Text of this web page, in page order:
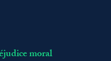
moral